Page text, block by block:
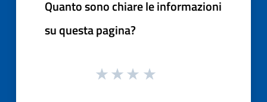
Quanto sono chiare le informazioni
su questa pagina?